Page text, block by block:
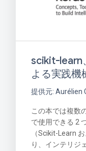
scikit-learn
よる実践機
提供元: Aurélien
この本では複数
で使用できる 2
（Scikit-Learn
り、インテリジ